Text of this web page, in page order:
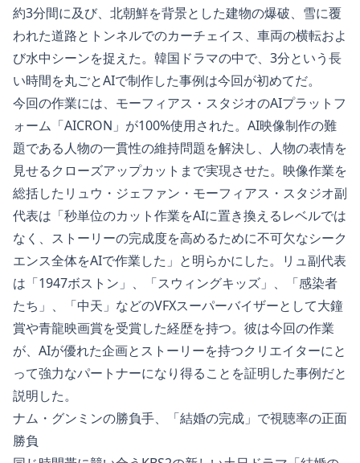
約3分間に及び、北朝鮮を背景とした建物の爆破、雪に覆
われた道路とトンネルでのカーチェイス、車両の横転およ
び水中シーンを捉えた。韓国ドラマの中で、3分という長
い時間を丸ごとAIで制作した事例は今回が初めてだ。
今回の作業には、モーフィアス・スタジオのAIプラットフ
ォーム「AICRON」が100%使用された。AI映像制作の難
題である人物の一貫性の維持問題を解決し、人物の表情を
見せるクローズアップカットまで実現させた。映像作業を
総括したリュウ・ジェファン・モーフィアス・スタジオ副
代表は「秒単位のカット作業をAIに置き換えるレベルでは
なく、ストーリーの完成度を高めるために不可欠なシーク
エンス全体をAIで作業した」と明らかにした。リュ副代表
は「1947ボストン」、「スウィングキッズ」、「感染者
たち」、「中天」などのVFXスーパーバイザーとして大鐘
賞や青龍映画賞を受賞した経歴を持つ。彼は今回の作業
が、AIが優れた企画とストーリーを持つクリエイターにと
って強力なパートナーになり得ることを証明した事例だと
説明した。
ナム・グンミンの勝負手、「結婚の完成」で視聴率の正面
勝負